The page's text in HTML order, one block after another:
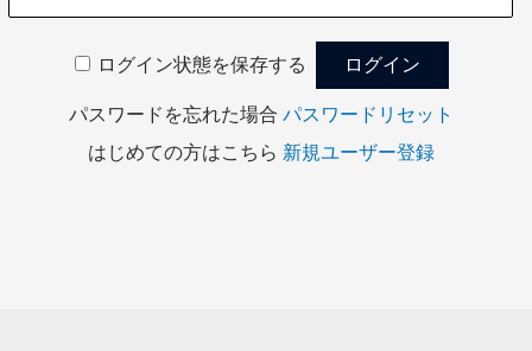
ログイン状態を保存する
パスワードを忘れた場合 パスワードリセット
はじめての方はこちら 新規ユーザー登録